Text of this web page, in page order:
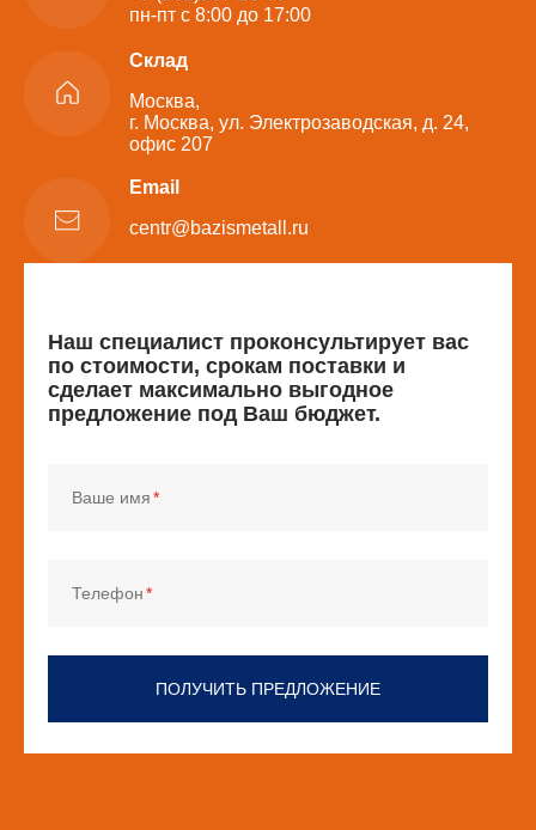
пн-пт с 8:00 до 17:00
Склад
Москва,
г. Москва, ул. Электрозаводская, д. 24,
офис 207
Email
centr@bazismetall.ru
Наш специалист проконсультирует вас
по стоимости, срокам поставки и
сделает максимально выгодное
предложение под Ваш бюджет.
Ваше имя
Телефон
ПОЛУЧИТЬ ПРЕДЛОЖЕНИЕ